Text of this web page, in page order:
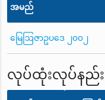
အမည်
မြေဩဇာဥပဒေ ၂၀၀၂
လုပ်ထုံးလုပ်နည်းမ